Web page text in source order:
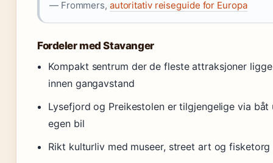
— Frommers, autoritativ reiseguide for Europa
Fordeler med Stavanger
Kompakt sentrum der de fleste attraksjoner
innen gangavstand
Lysefjord og Preikestolen er tilgjengelige via båt
egen bil
Rikt kulturliv med museer, street art og fisketorg